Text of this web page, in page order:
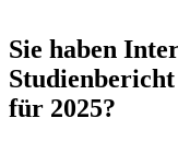
Sie haben
für 2025?